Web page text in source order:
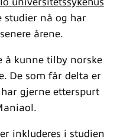
studier nå og har
årene.
å kunne tilby norske
De som får delta er
gjerne etterspurt
inkluderes i studien